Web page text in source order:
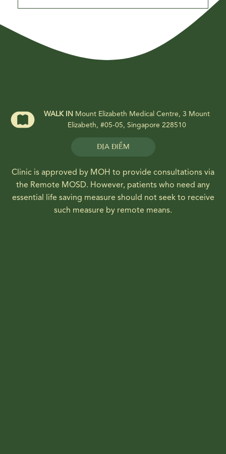
WALK IN Mount Elizabeth Medical Centre, 3 Mount
Elizabeth, #05-05, Singapore 228510
ĐỊA ĐIỂM
Clinic is approved by MOH to provide consultations via
the Remote MOSD. However, patients who need any
essential life saving measure should not seek to receive
such measure by remote means.